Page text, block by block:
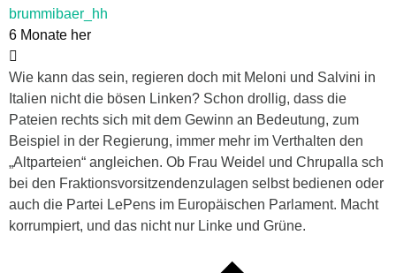
brummibaer_hh
6 Monate her
Wie kann das sein, regieren doch mit Meloni und Salvini in
Italien nicht die bösen Linken? Schon drollig, dass die
Pateien rechts sich mit dem Gewinn an Bedeutung, zum
Beispiel in der Regierung, immer mehr im Verthalten den
„Altparteien“ angleichen. Ob Frau Weidel und Chrupalla sch
bei den Fraktionsvorsitzendenzulagen selbst bedienen oder
auch die Partei LePens im Europäischen Parlament. Macht
korrumpiert, und das nicht nur Linke und Grüne.